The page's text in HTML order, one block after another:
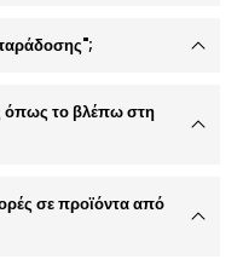
όπως το βλέπω στη
σε προϊόντα από